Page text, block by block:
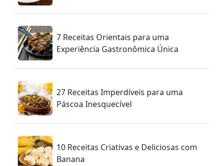
7 Receitas Orientais para uma
Experiência Gastronômica Única
27 Receitas Imperdíveis para uma
Páscoa Inesquecível
10 Receitas Criativas e Deliciosas com
Banana